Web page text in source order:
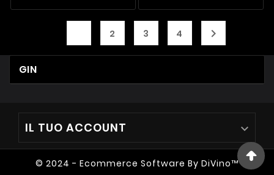
2 3 4 
GIN
IL TUO ACCOUNT 
© 2024 - Ecommerce Software By DiVino™